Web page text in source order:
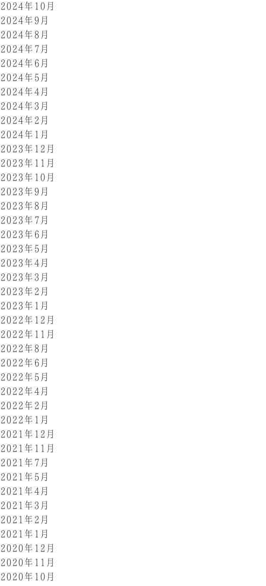
2024年10月
2024年9月
2024年8月
2024年7月
2024年6月
2024年5月
2024年4月
2024年3月
2024年2月
2024年1月
2023年12月
2023年11月
2023年10月
2023年9月
2023年8月
2023年7月
2023年6月
2023年5月
2023年4月
2023年3月
2023年2月
2023年1月
2022年12月
2022年11月
2022年8月
2022年6月
2022年5月
2022年4月
2022年2月
2022年1月
2021年12月
2021年11月
2021年7月
2021年5月
2021年4月
2021年3月
2021年2月
2021年1月
2020年12月
2020年11月
2020年10月